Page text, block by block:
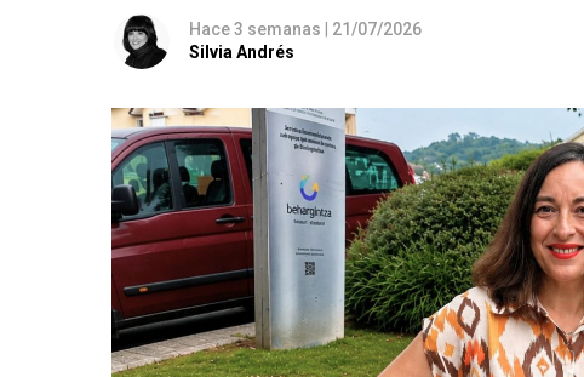
Hace 3 semanas | 21/07/2026
Silvia Andrés